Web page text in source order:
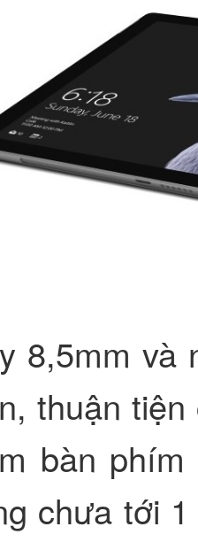
8,5mm và
thuận
bàn
chưa tới